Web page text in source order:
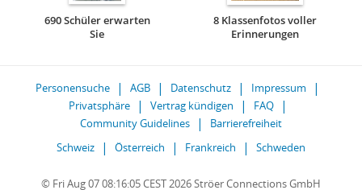
690 Schüler erwarten
Sie
8 Klassenfotos voller
Erinnerungen
Personensuche AGB Datenschutz
Impressum
Privatsphäre
Vertrag kündigen
FAQ
Community Guidelines
Barrierefreiheit
Schweiz
Österreich Frankreich Schweden
© Fri Aug 07 08:16:05 CEST 2026 Ströer Connections GmbH